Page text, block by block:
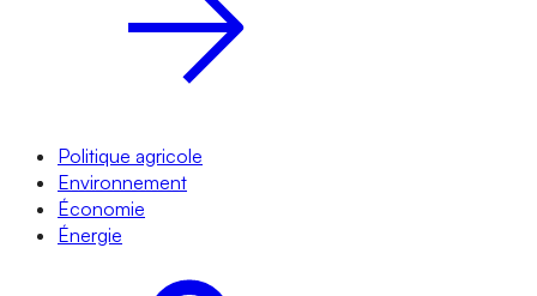
Politique agricole
Environnement
Économie
Énergie